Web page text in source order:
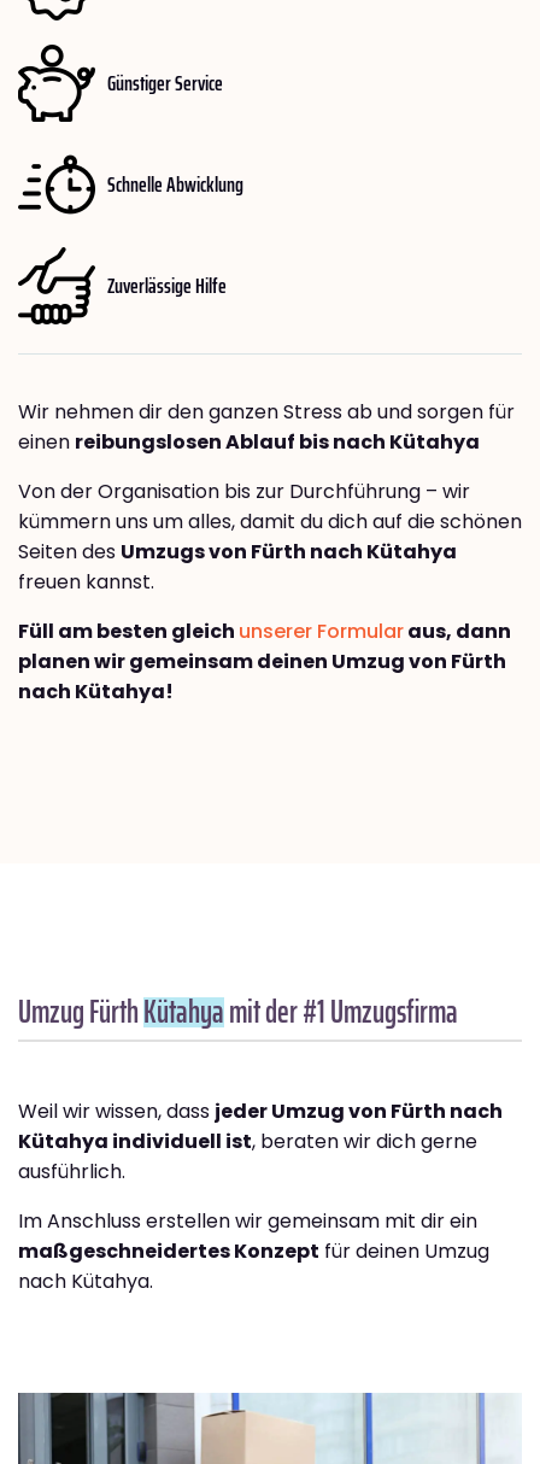
Günstiger Service
Schnelle Abwicklung
Zuverlässige Hilfe
Wir nehmen dir den ganzen Stress ab und sorgen für
einen reibungslosen Ablauf bis nach Kütahya
Von der Organisation bis zur Durchführung – wir
kümmern uns um alles, damit du dich auf die schönen
Seiten des Umzugs von Fürth nach Kütahya
freuen kannst.
Füll am besten gleich unserer Formularaus, dann
planen wir gemeinsam deinen Umzug von Fürth
nach Kütahya!
Umzug FürthKütahyamit der #1 Umzugsfirma
Weil wir wissen, dass jeder Umzug von Fürth nach
Kütahya individuell ist, beraten wir dich gerne
ausführlich.
Im Anschluss erstellen wir gemeinsam mit dir ein
maßgeschneidertes Konzept für deinen Umzug
nach Kütahya.